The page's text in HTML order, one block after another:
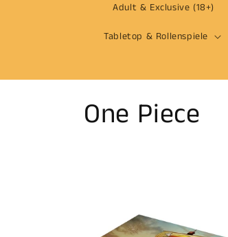
Adult & Exclusive (18+)
Tabletop & Rollenspiele
C
One Piece